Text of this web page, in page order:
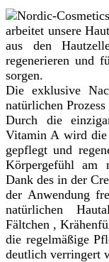
arbeitet unsere
aus den
regenerieren und
sorgen.
Die exklusive
natürlichen
Durch die
Vitamin A wird die
gepflegt und
Körpergefühl am
Dank des in der
der Anwendung
natürlichen
Fältchen ,
die regelmäßige
deutlich verringert